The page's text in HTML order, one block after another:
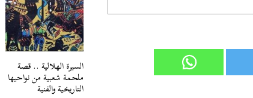
السيرة الهلالية .. قصة
ملحمة شعبية من نواحيها
التاريخية والفنية